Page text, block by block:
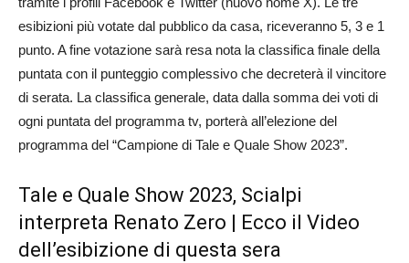
esibizioni più votate dal pubblico da casa, riceveranno 5, 3 e 1
punto. A fine votazione sarà resa nota la classifica finale della
puntata con il punteggio complessivo che decreterà il vincitore
di serata. La classifica generale, data dalla somma dei voti di
ogni puntata del programma tv, porterà all’elezione del
programma del “Campione di Tale e Quale Show 2023”.
Tale e Quale Show 2023, Scialpi
interpreta Renato Zero | Ecco il Video
dell’esibizione di questa sera